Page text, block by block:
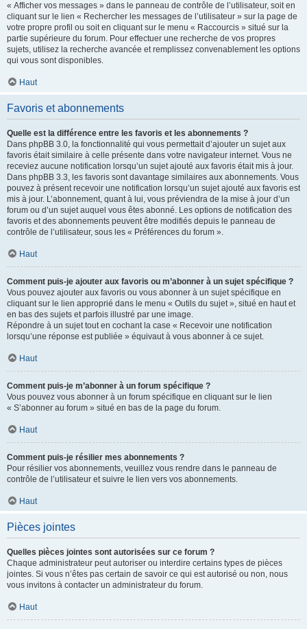
« Afficher vos messages » dans le panneau de contrôle de l’utilisateur, soit en
cliquant sur le lien « Rechercher les messages de l’utilisateur » sur la page de
votre propre profil ou soit en cliquant sur le menu « Raccourcis » situé sur la
partie supérieure du forum. Pour effectuer une recherche de vos propres
sujets, utilisez la recherche avancée et remplissez convenablement les options
qui vous sont disponibles.
Haut
Favoris et abonnements
Quelle est la différence entre les favoris et les abonnements ?
Dans phpBB 3.0, la fonctionnalité qui vous permettait d’ajouter un sujet aux
favoris était similaire à celle présente dans votre navigateur internet. Vous ne
receviez aucune notification lorsqu’un sujet ajouté aux favoris était mis à jour.
Dans phpBB 3.3, les favoris sont davantage similaires aux abonnements. Vous
pouvez à présent recevoir une notification lorsqu’un sujet ajouté aux favoris est
mis à jour. L’abonnement, quant à lui, vous préviendra de la mise à jour d’un
forum ou d’un sujet auquel vous êtes abonné. Les options de notification des
favoris et des abonnements peuvent être modifiés depuis le panneau de
contrôle de l’utilisateur, sous les « Préférences du forum ».
Haut
Comment puis-je ajouter aux favoris ou m’abonner à un sujet spécifique ?
Vous pouvez ajouter aux favoris ou vous abonner à un sujet spécifique en
cliquant sur le lien approprié dans le menu « Outils du sujet », situé en haut et
en bas des sujets et parfois illustré par une image.
Répondre à un sujet tout en cochant la case « Recevoir une notification
lorsqu’une réponse est publiée » équivaut à vous abonner à ce sujet.
Haut
Comment puis-je m’abonner à un forum spécifique ?
Vous pouvez vous abonner à un forum spécifique en cliquant sur le lien
« S’abonner au forum » situé en bas de la page du forum.
Haut
Comment puis-je résilier mes abonnements ?
Pour résilier vos abonnements, veuillez vous rendre dans le panneau de
contrôle de l’utilisateur et suivre le lien vers vos abonnements.
Haut
Pièces jointes
Quelles pièces jointes sont autorisées sur ce forum ?
Chaque administrateur peut autoriser ou interdire certains types de pièces
jointes. Si vous n’êtes pas certain de savoir ce qui est autorisé ou non, nous
vous invitons à contacter un administrateur du forum.
Haut